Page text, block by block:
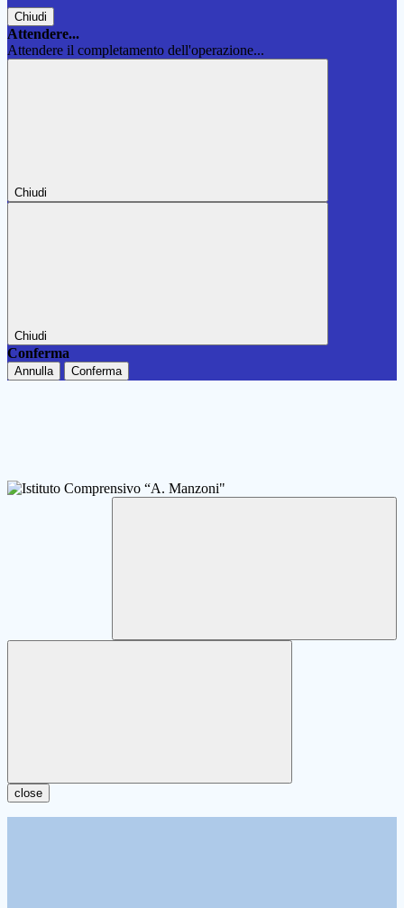
Chiudi
Attendere...
Attendere il completamento dell'operazione...
Chiudi
Chiudi
Conferma
Annulla Conferma
close